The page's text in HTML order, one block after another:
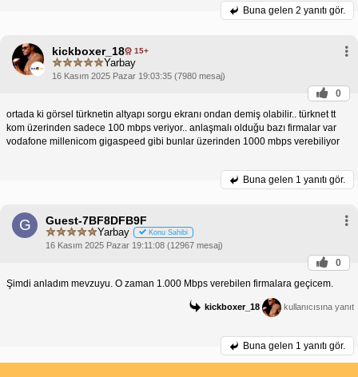
Buna gelen 2 yanıtı gör.
kickboxer_18 15+
Yarbay
16 Kasım 2025 Pazar 19:03:35 (7980 mesaj)
0
ortada ki görsel türknetin altyapı sorgu ekranı ondan demiş olabilir.. türknet tt
kom üzerinden sadece 100 mbps veriyor.. anlaşmalı olduğu bazı firmalar var
vodafone millenicom gigaspeed gibi bunlar üzerinden 1000 mbps verebiliyor
Buna gelen 1 yanıtı gör.
G Guest-7BF8DFB9F
Yarbay Konu Sahibi
16 Kasım 2025 Pazar 19:11:08 (12967 mesaj)
0
Şimdi anladım mevzuyu. O zaman 1.000 Mbps verebilen firmalara geçicem.
kickboxer_18 kullanıcısına yanıt
Buna gelen 1 yanıtı gör.